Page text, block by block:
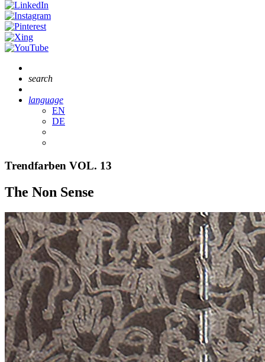
search
language
EN
DE
Trendfarben VOL. 13
The Non Sense